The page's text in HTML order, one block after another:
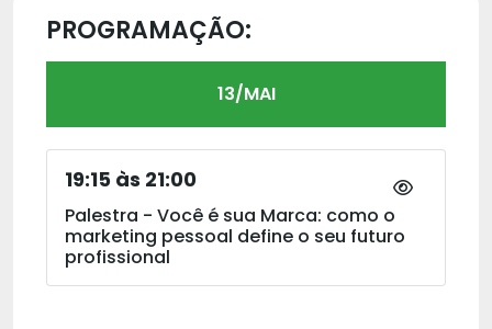
PROGRAMAÇÃO:
13/MAI
19:15 às 21:00
Palestra - Você é sua Marca: como o
marketing pessoal define o seu futuro
profissional